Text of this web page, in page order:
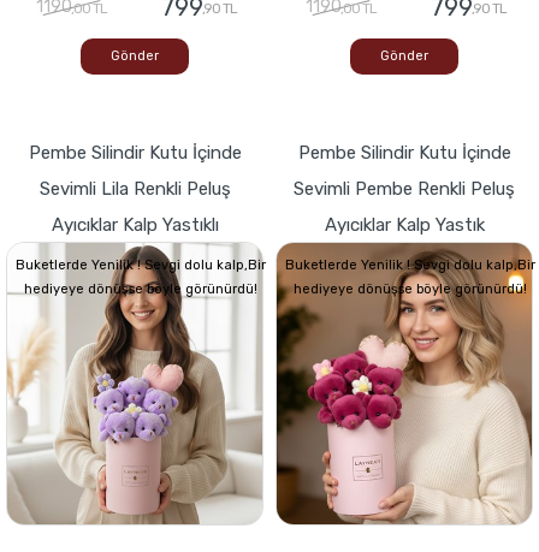
1190,00 TL 799,90 TL
Gönder
1190,00 TL 799,90 TL
Gönder
Pembe Silindir Kutu İçinde
Sevimli Lila Renkli Peluş
Ayıcıklar Kalp Yastıklı
Buketlerde Yenilik ! Sevgi dolu kalp,Bir
hediyeye dönüşse böyle görünürdü!
Pembe Silindir Kutu İçinde
Sevimli Pembe Renkli Peluş
Ayıcıklar Kalp Yastık
Buketlerde Yenilik ! Sevgi dolu kalp,Bir
hediyeye dönüşse böyle görünürdü!